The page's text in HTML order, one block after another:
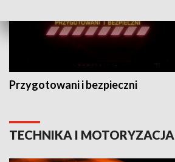
Przygotowani i bezpieczni
TECHNIKA I MOTORYZACJA